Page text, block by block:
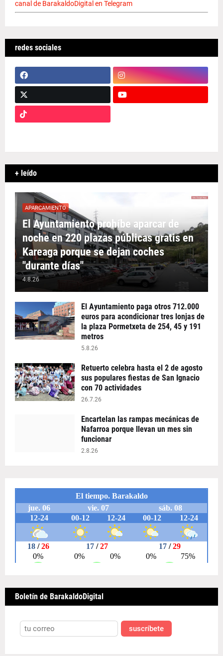
canal de BarakaldoDigital en Telegram
redes sociales
+ leído
APARCAMIENTO
El Ayuntamiento prohíbe aparcar de
noche en 220 plazas públicas gratis en
Kareaga porque se dejan coches
"durante días"
4.8.26
El Ayuntamiento paga otros 712.000
euros para acondicionar tres lonjas de
la plaza Pormetxeta de 254, 45 y 191
metros
5.8.26
Retuerto celebra hasta el 2 de agosto
sus populares fiestas de San Ignacio
con 70 actividades
26.7.26
Encartelan las rampas mecánicas de
Nafarroa porque llevan un mes sin
funcionar
2.8.26
Boletín de BarakaldoDigital
suscríbete